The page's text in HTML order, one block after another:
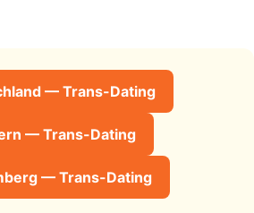
— Trans-Dating
— Trans-Dating
— Trans-Dating